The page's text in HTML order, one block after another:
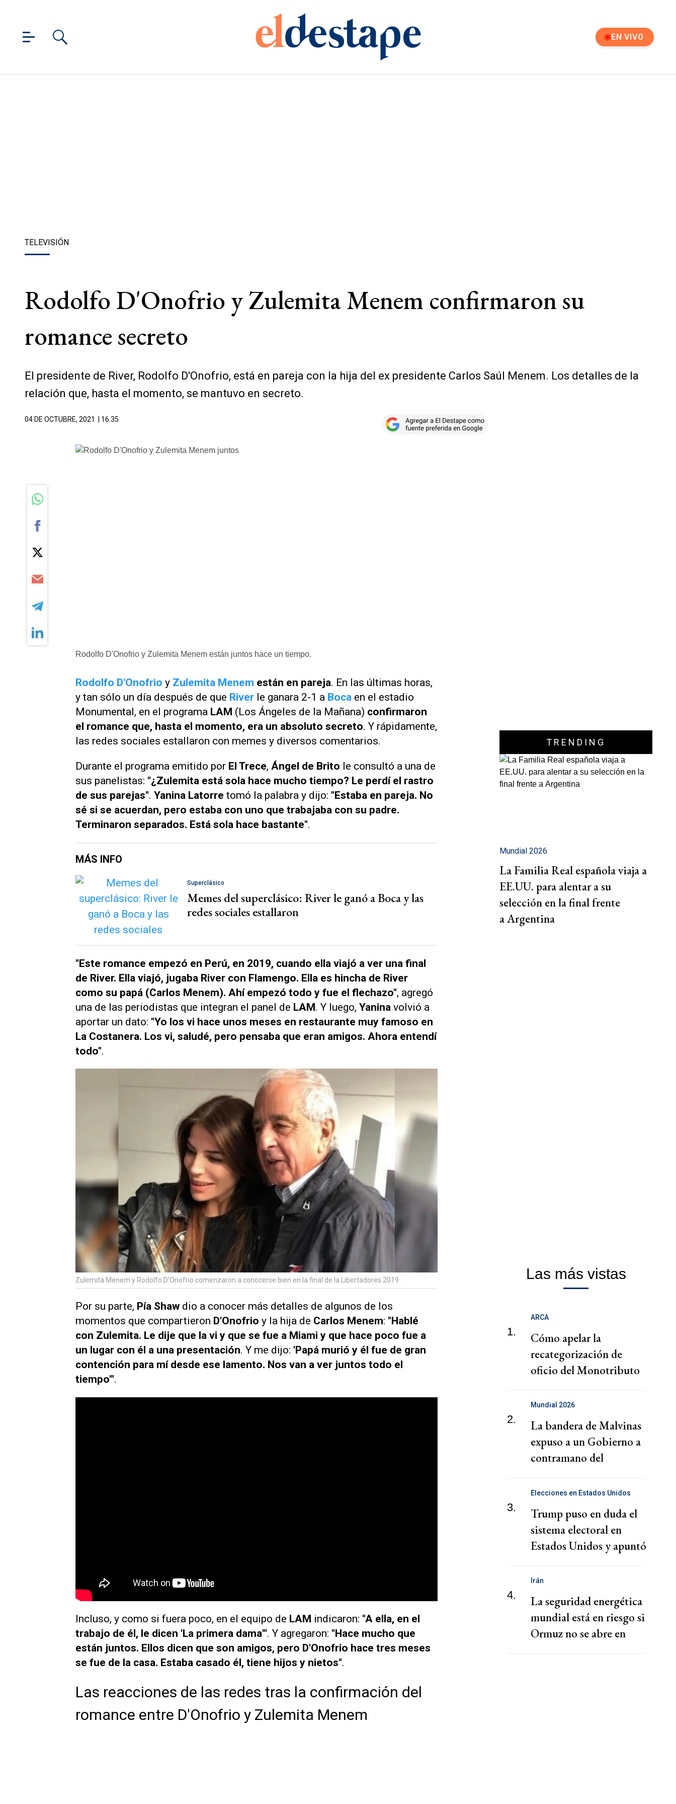
EN VIVO
TELEVISIÓN
Rodolfo D'Onofrio y Zulemita Menem confirmaron su
romance secreto
El presidente de River, Rodolfo D'Onofrio, está en pareja con la hija del ex presidente Carlos Saúl Menem. Los detalles de la
relación que, hasta el momento, se mantuvo en secreto.
04 DE OCTUBRE, 2021 | 16.35
Rodolfo D'Onofrio y Zulemita Menem están juntos hace un tiempo.
Rodolfo D'Onofrio y Zulemita Menem están en pareja. En las últimas horas,
y tan sólo un día después de que River le ganara 2-1 a Boca en el estadio
Monumental, en el programa LAM (Los Ángeles de la Mañana) confirmaron
el romance que, hasta el momento, era un absoluto secreto. Y rápidamente,
las redes sociales estallaron con memes y diversos comentarios.
Durante el programa emitido por El Trece, Ángel de Brito le consultó a una de
sus panelistas: "¿Zulemita está sola hace mucho tiempo? Le perdí el rastro
de sus parejas". Yanina Latorre tomó la palabra y dijo: "Estaba en pareja. No
sé si se acuerdan, pero estaba con uno que trabajaba con su padre.
Terminaron separados. Está sola hace bastante".
MÁS INFO
Superclásico
Memes del superclásico: River le ganó a Boca y las
redes sociales estallaron
"Este romance empezó en Perú, en 2019, cuando ella viajó a ver una final
de River. Ella viajó, jugaba River con Flamengo. Ella es hincha de River
como su papá (Carlos Menem). Ahí empezó todo y fue el flechazo", agregó
una de las periodistas que integran el panel de LAM. Y luego, Yanina volvió a
aportar un dato: "Yo los vi hace unos meses en restaurante muy famoso en
La Costanera. Los vi, saludé, pero pensaba que eran amigos. Ahora entendí
todo".
Zulemita Menem y Rodolfo D'Onofrio comenzaron a conocerse bien en la final de la Libertadores 2019.
Por su parte, Pía Shaw dio a conocer más detalles de algunos de los
momentos que compartieron D'Onofrio y la hija de Carlos Menem: "Hablé
con Zulemita. Le dije que la vi y que se fue a Miami y que hace poco fue a
un lugar con él a una presentación. Y me dijo: 'Papá murió y él fue de gran
contención para mí desde ese lamento. Nos van a ver juntos todo el
tiempo'".
Incluso, y como si fuera poco, en el equipo de LAM indicaron: "A ella, en el
trabajo de él, le dicen 'La primera dama'". Y agregaron: "Hace mucho que
están juntos. Ellos dicen que son amigos, pero D'Onofrio hace tres meses
se fue de la casa. Estaba casado él, tiene hijos y nietos".
Las reacciones de las redes tras la confirmación del
romance entre D'Onofrio y Zulemita Menem
TRENDING
Mundial 2026
La Familia Real española viaja a
EE.UU. para alentar a su
selección en la final frente
a Argentina
Las más vistas
1.
ARCA
Cómo apelar la
recategorización de
oficio del Monotributo
2.
Mundial 2026
La bandera de Malvinas
expuso a un Gobierno a
contramano del
3.
Elecciones en Estados Unidos
Trump puso en duda el
sistema electoral en
Estados Unidos y apuntó
4.
Irán
La seguridad energética
mundial está en riesgo si
Ormuz no se abre en